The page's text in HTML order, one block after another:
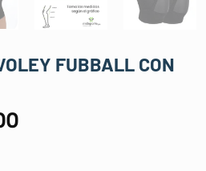
FUBBALL CON
Rango